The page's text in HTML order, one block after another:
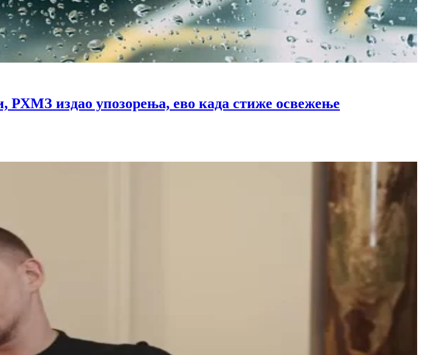
РХМЗ издао упозорења, ево када стиже освежење